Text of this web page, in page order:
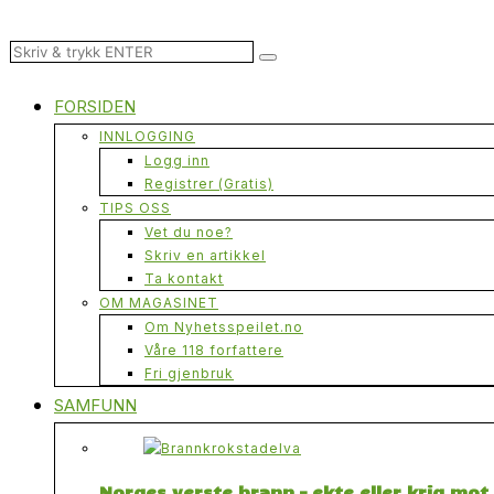
FORSIDEN
INNLOGGING
Logg inn
Registrer (Gratis)
TIPS OSS
Vet du noe?
Skriv en artikkel
Ta kontakt
OM MAGASINET
Om Nyhetsspeilet.no
Våre 118 forfattere
Fri gjenbruk
SAMFUNN